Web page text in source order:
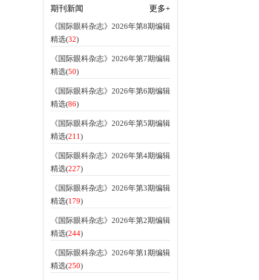
期刊新闻
更多+
《国际眼科杂志》2026年第8期编辑
精选(32)
《国际眼科杂志》2026年第7期编辑
精选(50)
《国际眼科杂志》2026年第6期编辑
精选(86)
《国际眼科杂志》2026年第5期编辑
精选(211)
《国际眼科杂志》2026年第4期编辑
精选(227)
《国际眼科杂志》2026年第3期编辑
精选(179)
《国际眼科杂志》2026年第2期编辑
精选(244)
《国际眼科杂志》2026年第1期编辑
精选(250)